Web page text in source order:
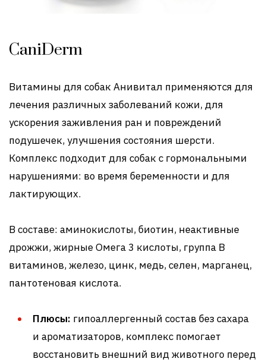
CaniDerm
Витамины для собак Анивитал применяются для
лечения различных заболеваний кожи, для
ускорения заживления ран и повреждений
подушечек, улучшения состояния шерсти.
Комплекс подходит для собак с гормональными
нарушениями: во время беременности и для
лактирующих.
В составе: аминокислоты, биотин, неактивные
дрожжи, жирные Омега 3 кислоты, группа В
витаминов, железо, цинк, медь, селен, марганец,
пантотеновая кислота.
Плюсы: гипоаллергенный состав без сахара
и ароматизаторов, комплекс помогает
восстановить внешний вид животного перед